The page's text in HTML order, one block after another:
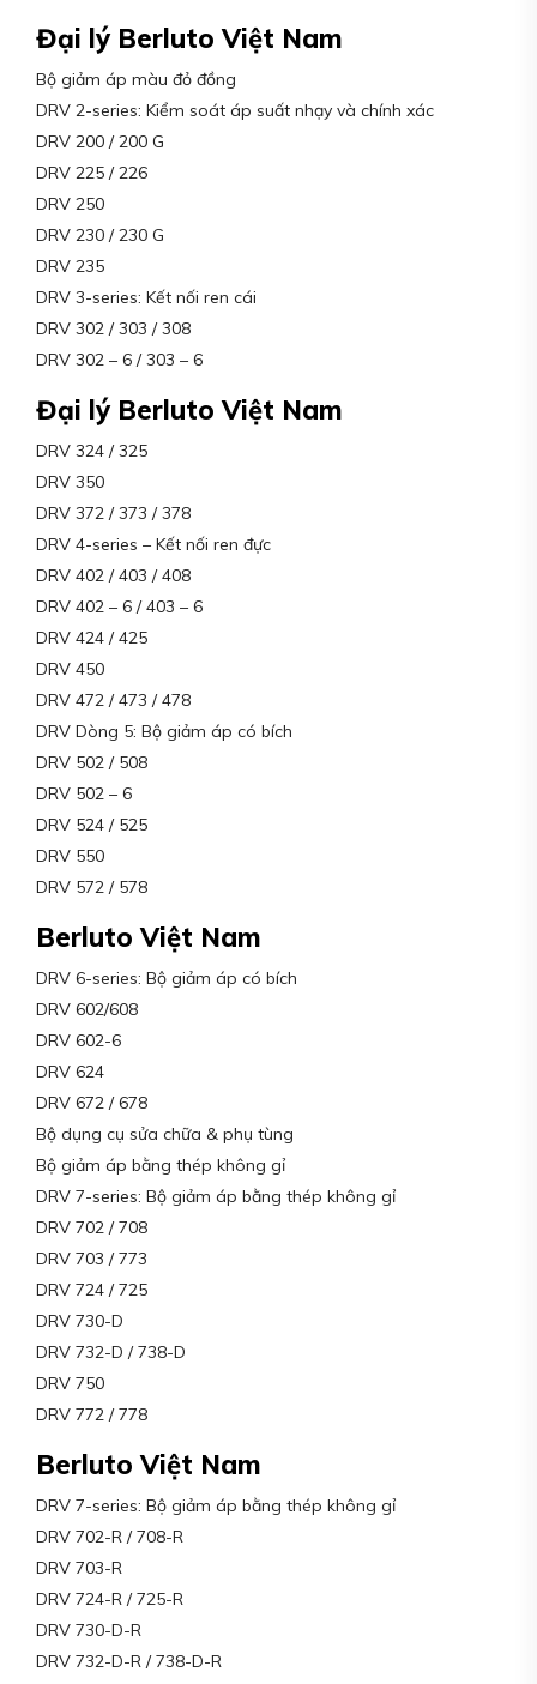
Đại lý Berluto Việt Nam
Bộ giảm áp màu đỏ đồng
DRV 2-series: Kiểm soát áp suất nhạy và chính xác
DRV 200 / 200 G
DRV 225 / 226
DRV 250
DRV 230 / 230 G
DRV 235
DRV 3-series: Kết nối ren cái
DRV 302 / 303 / 308
DRV 302 – 6 / 303 – 6
Đại lý Berluto Việt Nam
DRV 324 / 325
DRV 350
DRV 372 / 373 / 378
DRV 4-series – Kết nối ren đực
DRV 402 / 403 / 408
DRV 402 – 6 / 403 – 6
DRV 424 / 425
DRV 450
DRV 472 / 473 / 478
DRV Dòng 5: Bộ giảm áp có bích
DRV 502 / 508
DRV 502 – 6
DRV 524 / 525
DRV 550
DRV 572 / 578
Berluto Việt Nam
DRV 6-series: Bộ giảm áp có bích
DRV 602/608
DRV 602-6
DRV 624
DRV 672 / 678
Bộ dụng cụ sửa chữa & phụ tùng
Bộ giảm áp bằng thép không gỉ
DRV 7-series: Bộ giảm áp bằng thép không gỉ
DRV 702 / 708
DRV 703 / 773
DRV 724 / 725
DRV 730-D
DRV 732-D / 738-D
DRV 750
DRV 772 / 778
Berluto Việt Nam
DRV 7-series: Bộ giảm áp bằng thép không gỉ
DRV 702-R / 708-R
DRV 703-R
DRV 724-R / 725-R
DRV 730-D-R
DRV 732-D-R / 738-D-R